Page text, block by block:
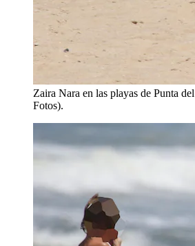
Zaira Nara en las playas de Punta
Fotos).